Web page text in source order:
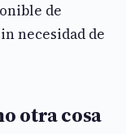
de
necesidad de
otra cosa